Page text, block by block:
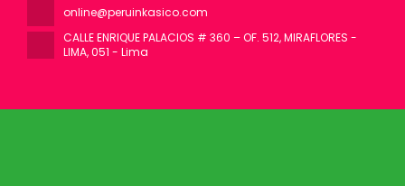
online@peruinkasico.com
CALLE ENRIQUE PALACIOS # 360 – OF. 512, MIRAFLORES -
LIMA, 051 - Lima